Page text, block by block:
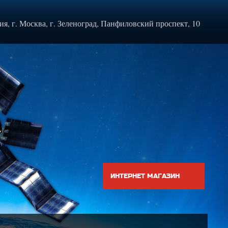
г. Москва, г. Зеленоград, Панфиловский проспект, 10
ИНТЕРНЕТ МАГАЗИН